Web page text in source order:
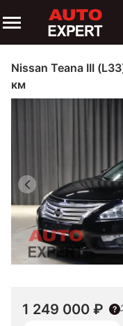
Nissan Teana III
км
1 249 000 ₽